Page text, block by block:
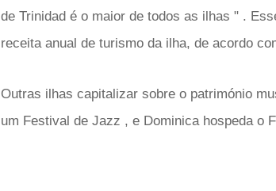
de Trinidad é o maior de todos as ilhas " .
receita anual de turismo da ilha, de acordo
Outras ilhas capitalizar sobre o património
um Festival de Jazz , e Dominica hospeda o